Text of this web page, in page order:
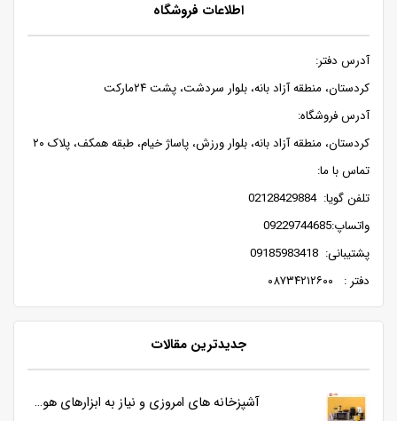
اطلاعات فروشگاه
آدرس دفتر:
کردستان، منطقه آزاد بانه، بلوار سردشت، پشت ۲۴مارکت
آدرس فروشگاه:
کردستان، منطقه آزاد بانه، بلوار ورزش، پاساژ خیام، طبقه همکف، پلاک ۲۰
تماس با ما:
تلفن گویا: 02128429884
واتساپ:09229744685
پشتیبانی: 09185983418
دفتر : ۰۸۷۳۴۲۱۲۶۰۰
جدیدترین مقالات
آشپزخانه های امروزی و نیاز به ابزارهای هوشمندتر